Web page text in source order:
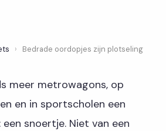
›
Bedrade oordopjes zijn plotseling
meer metrowagons, op
en in sportscholen een
snoertje. Niet van een